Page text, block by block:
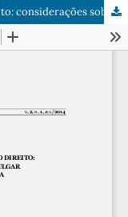
Literatura como estranhamento do direito: considerações sobre o ato de julgar em Tolstói e Guimarães Rosa